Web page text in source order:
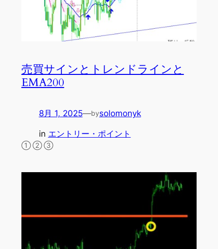
売買サインとトレンドラインと
EMA200
8月 1, 2025—bysolomonyk
in エントリー・ポイント
① ② ③